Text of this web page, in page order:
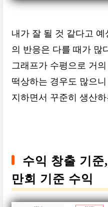
내가 잘 될 것 같다고
의 반응은 다를 때가 많
그래프가 수평으로 거
떡상하는 경우도 많으
지하면서 꾸준히 생산
수익 창출 기준
만회 기준 수익